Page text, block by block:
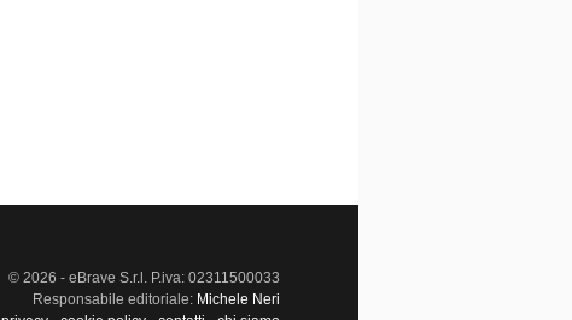
© 2026 - eBrave S.r.l. P.iva: 02311500033
Responsabile editoriale: Michele Neri